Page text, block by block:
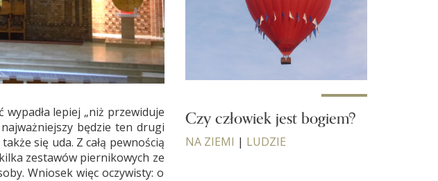
wypadła lepiej „niż przewiduje
będzie ten drugi
się uda. Z całą pewnością
zestawów piernikowych ze
Wniosek więc oczywisty: o
Czy człowiek jest bogiem?
NA ZIEMI | LUDZIE